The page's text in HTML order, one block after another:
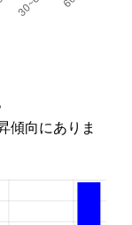
傾向にありま